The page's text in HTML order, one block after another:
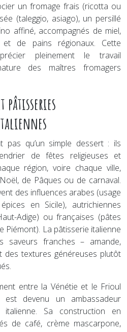
un fromage frais (ricotta ou
(taleggio, asiago), un persillé
affiné, accompagnés de miel,
de pains régionaux. Cette
pleinement le travail
des maîtres fromagers
qu’un simple dessert : ils
de fêtes religieuses et
région, voire chaque ville,
de Pâques ou de carnaval.
des influences arabes (usage
en Sicile), autrichiennes
Adige) ou françaises (pâtes
Piémont). La pâtisserie italienne
saveurs franches – amande,
des textures généreuses plutôt
entre la Vénétie et le Frioul
devenu un ambassadeur
Sa construction en
de café, crème mascarpone,